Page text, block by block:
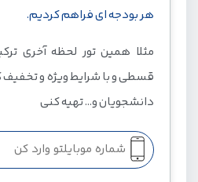
هر بودجه ای فراهم کردیم.
مثلا همین تور لحظه آخری
قسطی و با شرایط ویژه و تخفیف
دانشجویان و... تهیه کنی